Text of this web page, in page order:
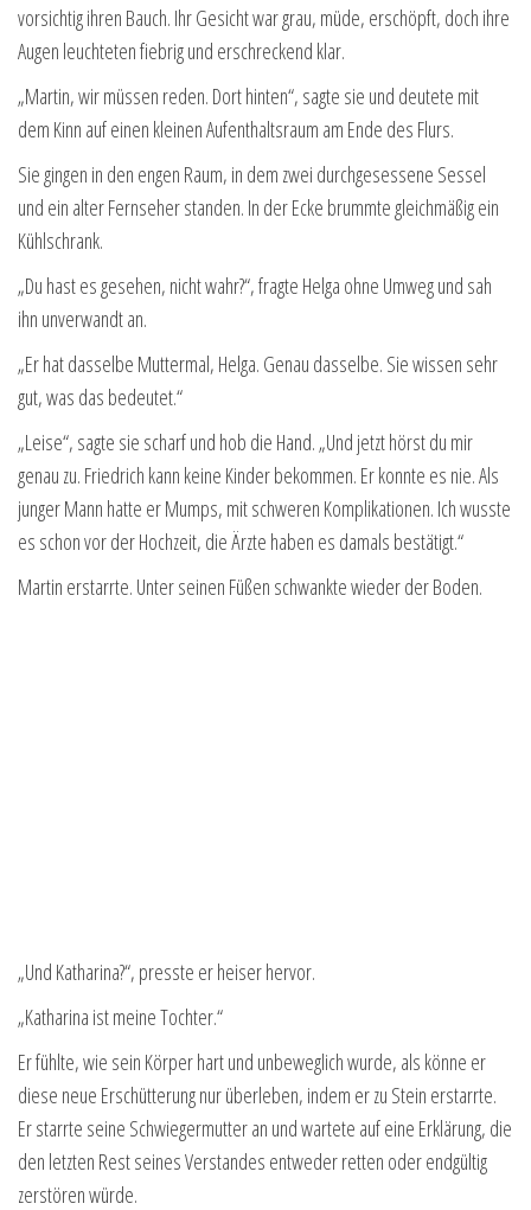
vorsichtig ihren Bauch. Ihr Gesicht war grau, müde, erschöpft, doch ihre
Augen leuchteten fiebrig und erschreckend klar.
„Martin, wir müssen reden. Dort hinten“, sagte sie und deutete mit
dem Kinn auf einen kleinen Aufenthaltsraum am Ende des Flurs.
Sie gingen in den engen Raum, in dem zwei durchgesessene Sessel
und ein alter Fernseher standen. In der Ecke brummte gleichmäßig ein
Kühlschrank.
„Du hast es gesehen, nicht wahr?“, fragte Helga ohne Umweg und sah
ihn unverwandt an.
„Er hat dasselbe Muttermal, Helga. Genau dasselbe. Sie wissen sehr
gut, was das bedeutet.“
„Leise“, sagte sie scharf und hob die Hand. „Und jetzt hörst du mir
genau zu. Friedrich kann keine Kinder bekommen. Er konnte es nie. Als
junger Mann hatte er Mumps, mit schweren Komplikationen. Ich wusste
es schon vor der Hochzeit, die Ärzte haben es damals bestätigt.“
Martin erstarrte. Unter seinen Füßen schwankte wieder der Boden.
„Und Katharina?“, presste er heiser hervor.
„Katharina ist meine Tochter.“
Er fühlte, wie sein Körper hart und unbeweglich wurde, als könne er
diese neue Erschütterung nur überleben, indem er zu Stein erstarrte.
Er starrte seine Schwiegermutter an und wartete auf eine Erklärung, die
den letzten Rest seines Verstandes entweder retten oder endgültig
zerstören würde.